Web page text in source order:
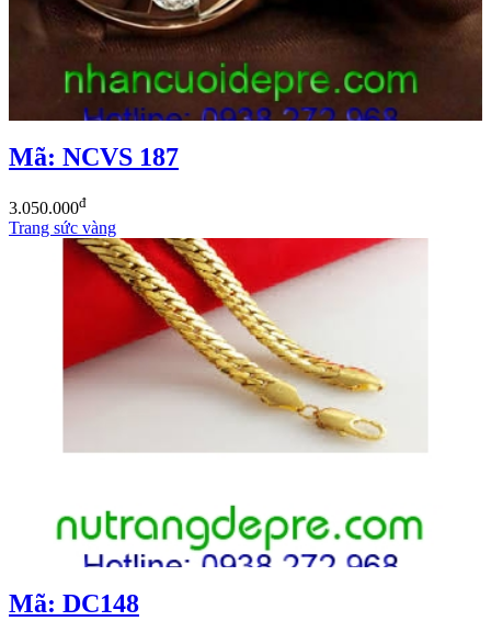
Mã: NCVS 187
3.050.000đ
Trang sức vàng
Mã: DC148